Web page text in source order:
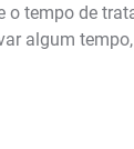
tempo de
algum